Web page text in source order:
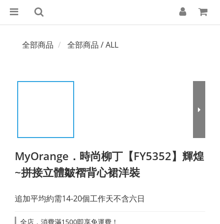
全部商品 全部商品 / ALL
MyOrange．時尚柳丁【FY5352】輝煌
~拼接立體皺褶背心裙洋裝
追加平均約需14-20個工作天不含六日
全店，消費滿1500即享免運費！